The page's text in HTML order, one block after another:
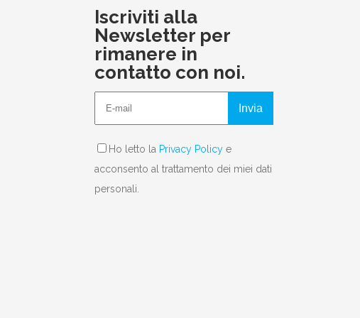
Iscriviti alla
Newsletter per
rimanere in
contatto con noi.
Invia
Ho letto la Privacy Policye
acconsento al trattamento dei miei dati
personali.